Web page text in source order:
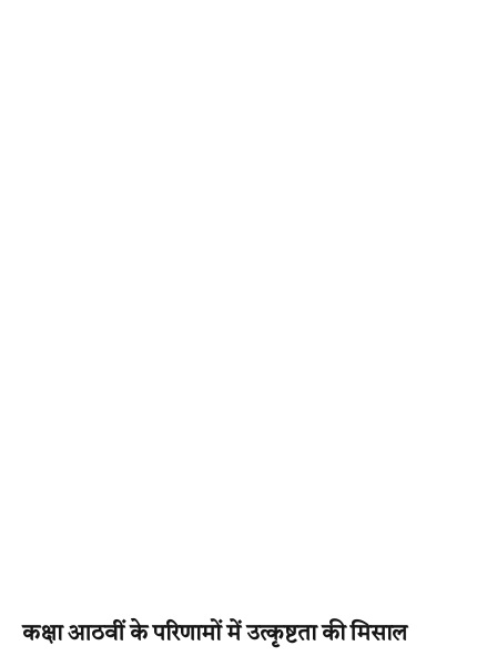
कक्षा आठवीं के परिणामों में उत्कृष्टता की मिसाल